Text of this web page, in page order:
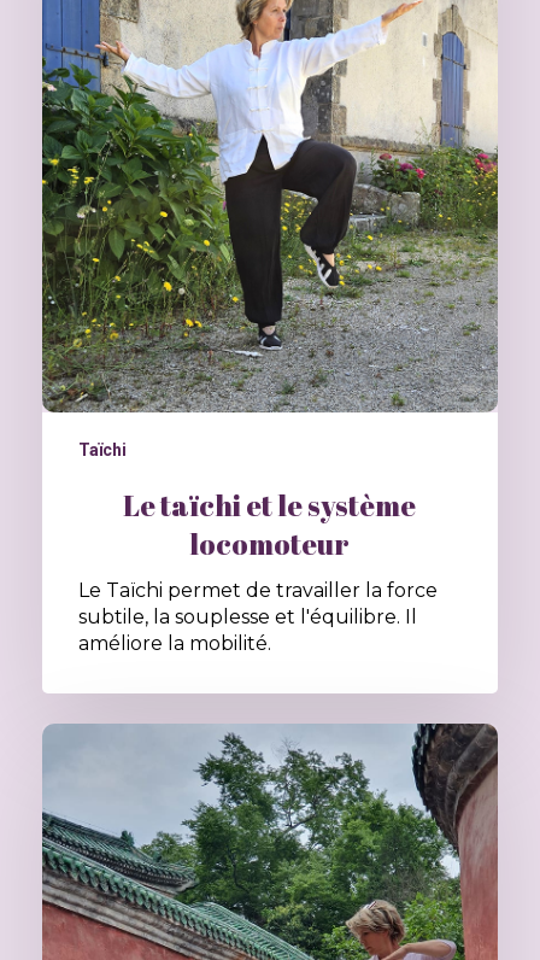
Taïchi
Le taïchi et le système
locomoteur
Le Taïchi permet de travailler la force
subtile, la souplesse et l'équilibre. Il
améliore la mobilité.